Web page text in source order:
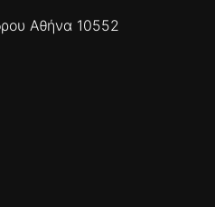
Αθήνα 10552